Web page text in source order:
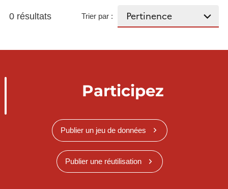
0 résultats Trier par :
Participez
Publier un jeu de données
Publier une réutilisation